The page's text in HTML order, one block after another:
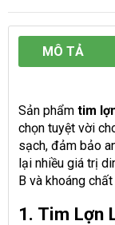
MÔ TẢ
Sản phẩm tim
chọn tuyệt vời
sạch, đảm bảo
lại nhiều giá trị
B và khoáng
1. Tim Lợn